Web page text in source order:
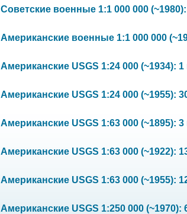
Советские военные 1:1 000 000 (~1980):
Американские военные 1:1 000 000
Американские USGS 1:24 000 (~1934): 1
Американские USGS 1:24 000 (~1955):
Американские USGS 1:63 000 (~1895): 3
Американские USGS 1:63 000 (~1922):
Американские USGS 1:63 000 (~1955):
Американские USGS 1:250 000 (~1970):